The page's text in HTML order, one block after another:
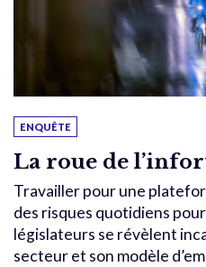
ENQUÊTE
La roue de
Travailler pour une
des risques quotidiens
législateurs se révèlent
secteur et son modèle